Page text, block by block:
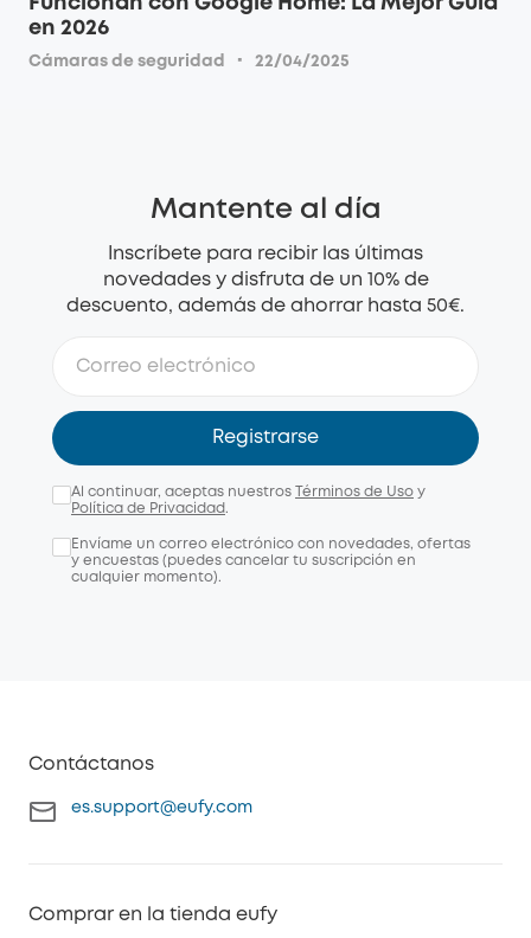
en 2026
Cámaras de seguridad · 22/04/2025
Mantente al día
Inscríbete para recibir las últimas
novedades y disfruta de un 10% de
descuento, además de ahorrar hasta 50€.
Registrarse
Al continuar, aceptas nuestros Términos de Uso y
Política de Privacidad.
Envíame un correo electrónico con novedades, ofertas
y encuestas (puedes cancelar tu suscripción en
cualquier momento).
Contáctanos
es.support@eufy.com
Comprar en la tienda eufy